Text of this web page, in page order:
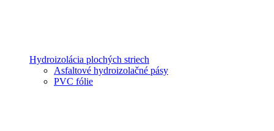
Hydroizolácia plochých striech
Asfaltové hydroizolačné pásy
PVC fólie